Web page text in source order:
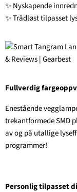
✨ Nyskapende
✨ Trådløst tilpasset
Fullverdig
Enestående
trekantformede SMD
av og på utallige
programmer!
Personlig tilpasset